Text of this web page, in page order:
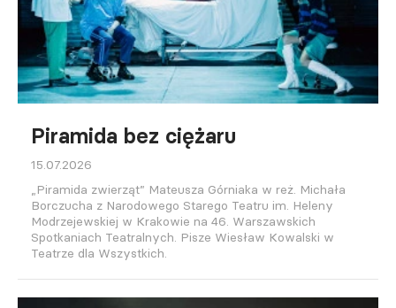
Piramida bez ciężaru
15.07.2026
„Piramida zwierząt” Mateusza Górniaka w reż. Michała
Borczucha z Narodowego Starego Teatru im. Heleny
Modrzejewskiej w Krakowie na 46. Warszawskich
Spotkaniach Teatralnych. Pisze Wiesław Kowalski w
Teatrze dla Wszystkich.